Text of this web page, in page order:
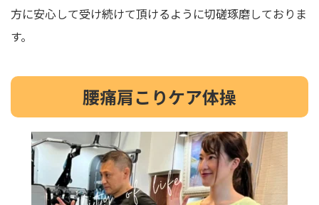
方に安心して受け続けて頂けるように切磋琢磨しておりま
す。
腰痛肩こりケア体操